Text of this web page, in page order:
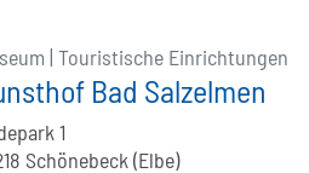
| Touristische Einrichtungen
Bad Salzelmen
1
Schönebeck (Elbe)